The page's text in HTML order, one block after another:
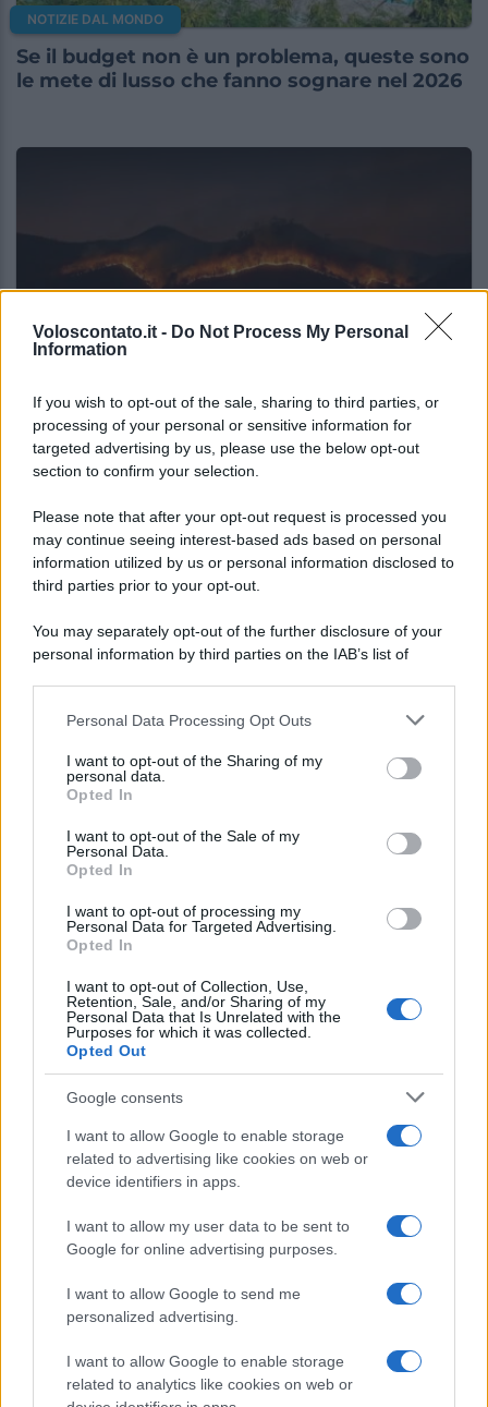
Voloscontato.it - Do Not Process My Personal
Information
If you wish to opt-out of the sale, sharing to third parties, or
processing of your personal or sensitive information for
targeted advertising by us, please use the below opt-out
section to confirm your selection.
Please note that after your opt-out request is processed you
may continue seeing interest-based ads based on personal
information utilized by us or personal information disclosed to
third parties prior to your opt-out.
You may separately opt-out of the further disclosure of your
personal information by third parties on the IAB’s list of
This information may also be disclosed by us to third parties
disclose it to other third parties.
Please note that this website/app uses one or more Google
services and may gather and store information including but
not limited to your visit or usage behaviour. You may click to
grant or deny consent to Google and its third-party tags to
consent section.
Personal Data Processing Opt Outs
I want to opt-out of the Sharing of my
personal data.
Opted In
I want to opt-out of the Sale of my
Personal Data.
Opted In
I want to opt-out of processing my
Personal Data for Targeted Advertising.
Opted In
I want to opt-out of Collection, Use,
Retention, Sale, and/or Sharing of my
Personal Data that Is Unrelated with the
Purposes for which it was collected.
Opted Out
Google consents
I want to allow Google to enable storage
related to advertising like cookies on web or
device identifiers in apps.
I want to allow my user data to be sent to
Google for online advertising purposes.
I want to allow Google to send me
personalized advertising.
I want to allow Google to enable storage
related to analytics like cookies on web or
NOTIZIE DAL MONDO
Se il budget non è un problema, queste sono
le mete di lusso che fanno sognare nel 2026
NOTIZIE DAL MONDO
Gli incendi stanno cambiando il turismo
europeo: la classifica che dovresti
conoscere
Lo sapevi che...
secondo di agosto porta grosse novità
per chi andrà in montagna
Una località di montagna vuole attirare
nomadi digitali con case e spazi di co-
working
“Vinted dei viaggi”: ora puoi acquistare
vacanze già prenotate risparmiando
CHI
SIAMO
PARTNERSHIP E
ACCREDITAMENTI
© 2026 - VOLOSCONTATO CONSIGLI E DIARI DI VIAGGIO - P.IVA